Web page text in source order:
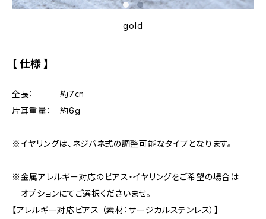
gold
【 仕様 】
全長： 約7㎝
片耳重量： 約6g
※イヤリングは、ネジバネ式の調整可能なタイプとなります。
※金属アレルギー対応のピアス・イヤリングをご希望の場合は
オプションにてご選択くださいませ。
【アレルギー対応ピアス （素材：サージカルステンレス）】